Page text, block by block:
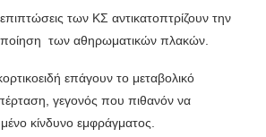
των ΚΣ αντικατοπτρίζουν την
των αθηρωματικών πλακών.
επάγουν το μεταβολικό
γεγονός που πιθανόν να
κίνδυνο εμφράγματος.